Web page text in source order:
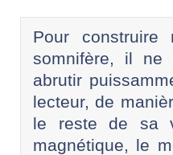
Pour construire
somnifère, il ne
abrutir
lecteur, de
le reste de sa
magnétique, le